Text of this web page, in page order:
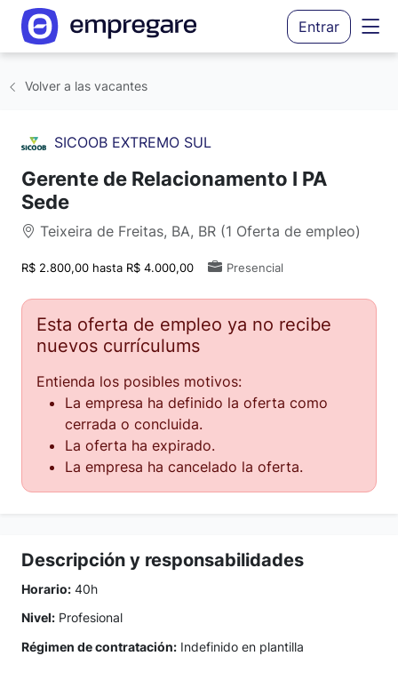
Entrar
Volver a las vacantes
SICOOB EXTREMO SUL
Gerente de Relacionamento I PA
Sede
Teixeira de Freitas, BA, BR (1 Oferta de empleo)
R$ 2.800,00 hasta R$ 4.000,00 Presencial
Esta oferta de empleo ya no recibe
nuevos currículums
Entienda los posibles motivos:
La empresa ha definido la oferta como
cerrada o concluida.
La oferta ha expirado.
La empresa ha cancelado la oferta.
Descripción y responsabilidades
Horario: 40h
Nivel: Profesional
Régimen de contratación: Indefinido en plantilla